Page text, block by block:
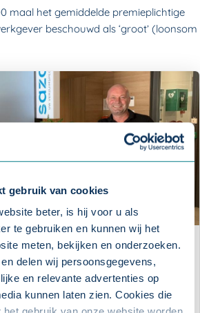
gebruik van cookies
beter, is hij voor u als
te gebruiken en kunnen wij het
meten, bekijken en onderzoeken.
delen wij persoonsgegevens,
en relevante advertenties op
kunnen laten zien. Cookies die
maal het gemiddelde premieplichtige
beschouwd als ‘groot’ (loonsom